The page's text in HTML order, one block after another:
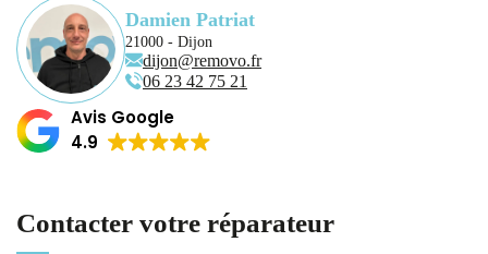
Damien Patriat
21000 - Dijon
dijon@removo.fr
06 23 42 75 21
Avis Google
4.9
Contacter votre réparateur